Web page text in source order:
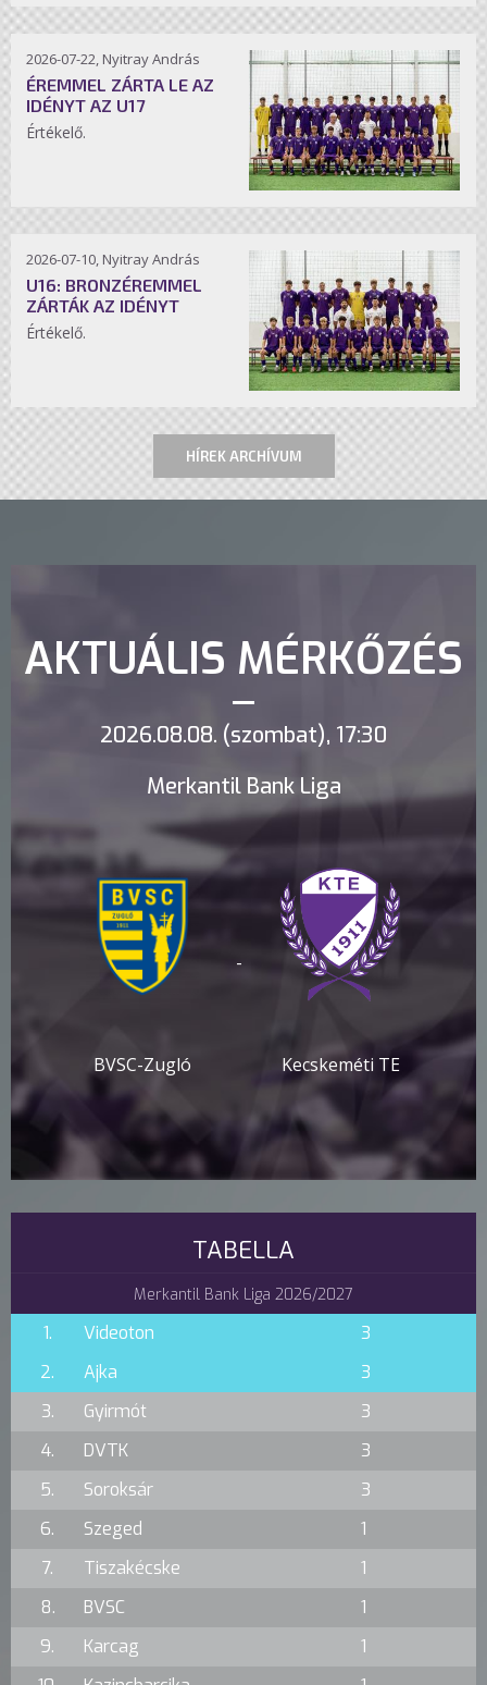
2026-07-22, Nyitray András
ÉREMMEL ZÁRTA LE AZ
IDÉNYT AZ U17
Értékelő.
2026-07-10, Nyitray András
U16: BRONZÉREMMEL
ZÁRTÁK AZ IDÉNYT
Értékelő.
HÍREK ARCHÍVUM
AKTUÁLIS MÉRKŐZÉS
2026.08.08. (szombat), 17:30
Merkantil Bank Liga
BVSC-Zugló
-
Kecskeméti TE
TABELLA
Merkantil Bank Liga 2026/2027
1. Videoton
3
2.
Ajka
3
3.
Gyirmót
3
4.
DVTK
3
5.
Soroksár
3
6.
Szeged
1
7.
Tiszakécske
1
8.
BVSC
1
9.
Karcag
1